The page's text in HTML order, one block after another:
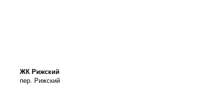
ЖК Рижский
пер. Рижский